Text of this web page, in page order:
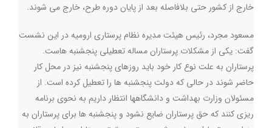
خارج از کشور حتی بلافاصله بعد از پایان دوره طرح، خارج می شوند.
مسعود مجرد، رئیس هیئت مدیره نظام پرستاری ارومیه در این نشست
گفت: یکی از مشکلات پرستاران مساله تعطیلی پنجشنبه هاست.
پرستاران به علت نوع کار خود باید روزهای پنجشنبه نیز در محل کار
حاضر شوند در حالی که دولت پنجشنبه ها را تعطیل کرده است. از
مسئولان وزارت بهداشت و دانشگاهها انتظار داریم به نحوی برنامه
ریزی کنند که حق پرستاران ضایع نشود و پنجشنبه ها برای پرستاران به